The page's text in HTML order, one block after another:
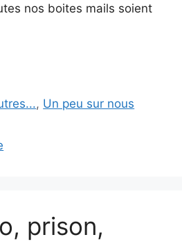
nos boites mails soient
, Un peu sur nous
prison,